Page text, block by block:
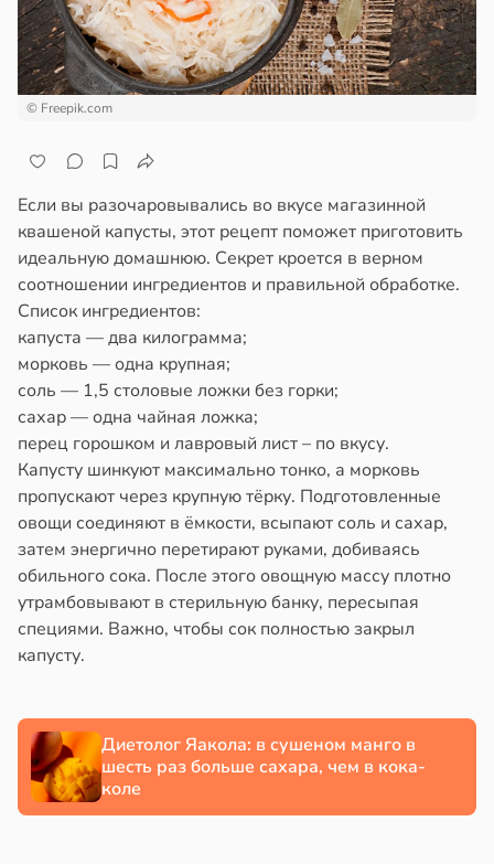
в20:58
в 19:27
17:21
© Freepik.com
Если вы разочаровывались во вкусе магазинной
квашеной капусты, этот рецепт поможет приготовить
идеальную домашнюю. Секрет кроется в верном
соотношении ингредиентов и правильной обработке.
Список ингредиентов:
капуста — два килограмма;
морковь — одна крупная;
соль — 1,5 столовые ложки без горки;
сахар — одна чайная ложка;
перец горошком и лавровый лист – по вкусу.
Капусту шинкуют максимально тонко, а морковь
пропускают через крупную тёрку. Подготовленные
овощи соединяют в ёмкости, всыпают соль и сахар,
затем энергично перетирают руками, добиваясь
обильного сока. После этого овощную массу плотно
утрамбовывают в стерильную банку, пересыпая
специями. Важно, чтобы сок полностью закрыл
капусту.
Диетолог Яакола: в сушеном манго в
шесть раз больше сахара, чем в кока-
коле